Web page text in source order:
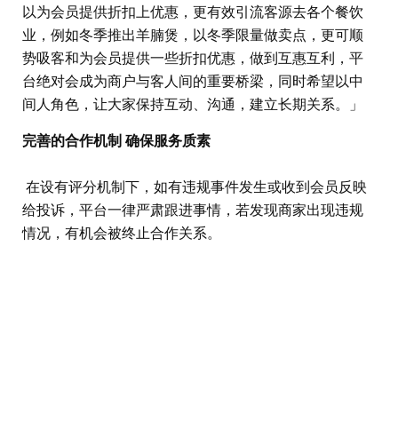
以为会员提供折扣上优惠，更有效引流客源去各个餐饮
业，例如冬季推出羊腩煲，以冬季限量做卖点，更可顺
势吸客和为会员提供一些折扣优惠，做到互惠互利，平
台绝对会成为商户与客人间的重要桥梁，同时希望以中
间人角色，让大家保持互动、沟通，建立长期关系。」
完善的合作机制 确保服务质素
在设有评分机制下，如有违规事件发生或收到会员反映
给投诉，平台一律严肃跟进事情，若发现商家出现违规
情况，有机会被终止合作关系。